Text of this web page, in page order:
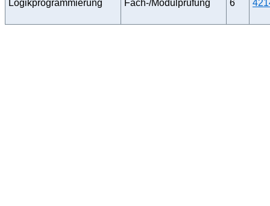
Logikprogrammierung
Fach-/Modulprüfung 6